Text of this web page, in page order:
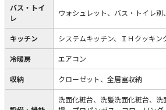
バス・トイ
レ
ウォシュレット、バス・トイレ
キッチン システムキッチン、ＩＨクッキン
冷暖房 エアコン
収納 クローゼット、全居室収納
洗面化粧台、洗髪洗面化粧台、